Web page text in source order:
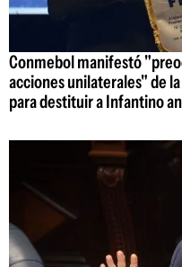
Conmebol manifestó
acciones unilaterales" de
para destituir a Infantino